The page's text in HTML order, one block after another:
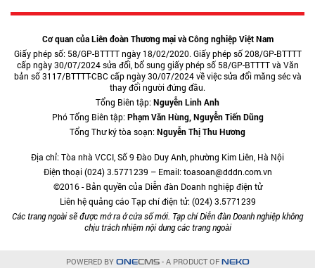
Cơ quan của Liên đoàn Thương mại và Công nghiệp Việt Nam
Giấy phép số: 58/GP-BTTTT ngày 18/02/2020. Giấy phép số 208/GP-BTTTT
cấp ngày 30/07/2024 sửa đổi, bổ sung giấy phép số 58/GP-BTTTT và Văn
bản số 3117/BTTTT-CBC cấp ngày 30/07/2024 về việc sửa đổi măng séc và
thay đổi người đứng đầu.
Tổng Biên tập:Nguyễn Linh Anh
Phó Tổng Biên tập:Phạm Văn Hùng, Nguyễn Tiến Dũng
Tổng Thư ký tòa soạn:Nguyễn Thị Thu Hương
Địa chỉ: Tòa nhà VCCI, Số 9 Đào Duy Anh, phường Kim Liên, Hà Nội
Điện thoại (024) 3.5771239 – Email: toasoan@dddn.com.vn
©2016 - Bản quyền của Diễn đàn Doanh nghiệp điện tử
Liên hệ quảng cáo Tạp chí điện tử: (024) 3.5771239
Các trang ngoài sẽ được mở ra ở cửa sổ mới. Tạp chí Diễn đàn Doanh nghiệp không
chịu trách nhiệm nội dung các trang ngoài
POWERED BY ONECMS- A PRODUCT OF NEKO